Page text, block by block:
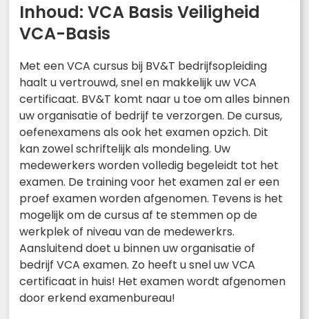
Inhoud: VCA Basis Veiligheid
VCA-Basis
Met een VCA cursus bij BV&T bedrijfsopleiding
haalt u vertrouwd, snel en makkelijk uw VCA
certificaat. BV&T komt naar u toe om alles binnen
uw organisatie of bedrijf te verzorgen. De cursus,
oefenexamens als ook het examen opzich. Dit
kan zowel schriftelijk als mondeling. Uw
medewerkers worden volledig begeleidt tot het
examen. De training voor het examen zal er een
proef examen worden afgenomen. Tevens is het
mogelijk om de cursus af te stemmen op de
werkplek of niveau van de medewerkrs.
Aansluitend doet u binnen uw organisatie of
bedrijf VCA examen. Zo heeft u snel uw VCA
certificaat in huis! Het examen wordt afgenomen
door erkend examenbureau!